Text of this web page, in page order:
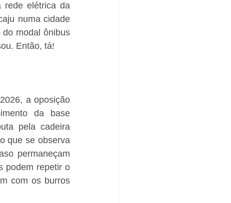
rede elétrica da
numa cidade
do modal ônibus
Então, tá!
a oposição
da base
pela cadeira
que se observa
permaneçam
podem repetir o
com os burros